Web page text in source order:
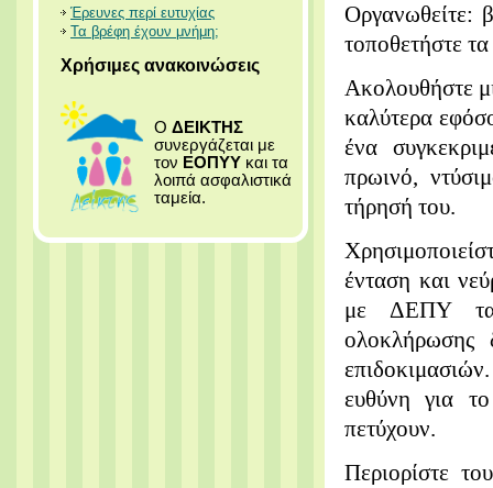
Έρευνες περί ευτυχίας
Τα βρέφη έχουν μνήμη;
Χρήσιμες ανακοινώσεις
Ο ΔΕΙΚΤΗΣ
συνεργάζεται με
τον ΕΟΠΥΥ και τα
λοιπά ασφαλιστικά
ταμεία.
Οργανωθείτε:
τοποθετήστε
Ακολουθήστε
καλύτερα
ένα
πρωινό,
τήρησή του.
ένταση και
με ΔΕΠΥ τα
ολοκλήρωσης
ευθύνη για
πετύχουν.
Περιορίστε